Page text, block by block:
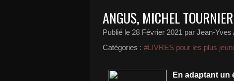
ANGUS, MICHEL TOURNIER
Publié le 28 Février 2021 par Jean-Yves
Catégories : #LIVRES pour les plus
En adaptant un